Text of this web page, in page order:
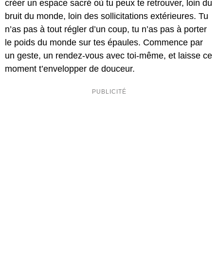
créer un espace sacré où tu peux te retrouver, loin du
bruit du monde, loin des sollicitations extérieures. Tu
n’as pas à tout régler d’un coup, tu n’as pas à porter
le poids du monde sur tes épaules. Commence par
un geste, un rendez-vous avec toi-même, et laisse ce
moment t’envelopper de douceur.